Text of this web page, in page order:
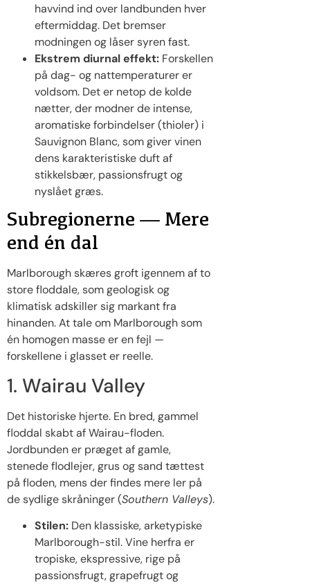
havvind ind over landbunden hver
eftermiddag. Det bremser
modningen og låser syren fast.
Ekstrem diurnal effekt: Forskellen
på dag- og nattemperaturer er
voldsom. Det er netop de kolde
nætter, der modner de intense,
aromatiske forbindelser (thioler) i
Sauvignon Blanc, som giver vinen
dens karakteristiske duft af
stikkelsbær, passionsfrugt og
nyslået græs.
Subregionerne — Mere
end én dal
Marlborough skæres groft igennem af to
store floddale, som geologisk og
klimatisk adskiller sig markant fra
hinanden. At tale om Marlborough som
én homogen masse er en fejl —
forskellene i glasset er reelle.
1. Wairau Valley
Det historiske hjerte. En bred, gammel
floddal skabt af Wairau-floden.
Jordbunden er præget af gamle,
stenede flodlejer, grus og sand tættest
på floden, mens der findes mere ler på
de sydlige skråninger (Southern Valleys).
Stilen: Den klassiske, arketypiske
Marlborough-stil. Vine herfra er
tropiske, ekspressive, rige på
passionsfrugt, grapefrugt og